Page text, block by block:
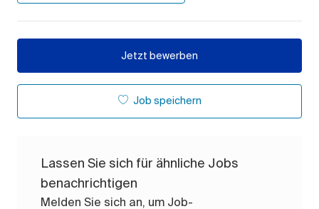
Jetzt bewerben
Job speichern
Lassen Sie sich für ähnliche Jobs
benachrichtigen
Melden Sie sich an, um Job-